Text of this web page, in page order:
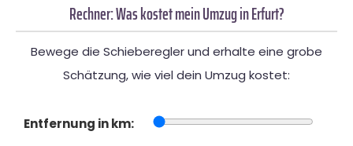
Rechner: Was kostet mein Umzug in Erfurt?
Bewege die Schieberegler und erhalte eine grobe
Schätzung, wie viel dein Umzug kostet:
Entfernung in km: